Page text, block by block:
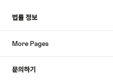
법률 정보
More Pages
문의하기